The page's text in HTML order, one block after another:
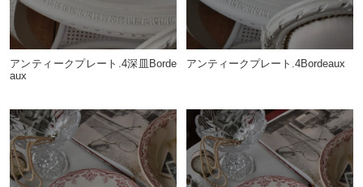
アンティークプレート.4深皿Borde
aux
アンティークプレート.4Bordeaux